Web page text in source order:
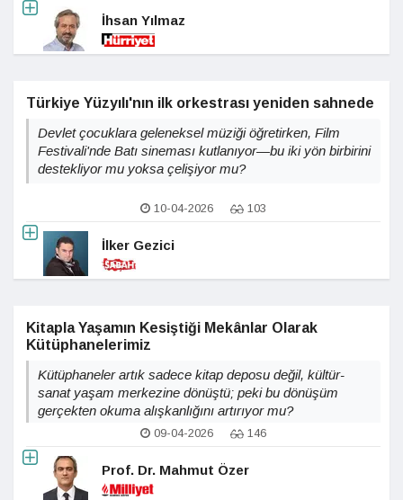
İhsan Yılmaz
Türkiye Yüzyılı'nın ilk orkestrası yeniden sahnede
Devlet çocuklara geleneksel müziği öğretirken, Film
Festivali'nde Batı sineması kutlanıyor—bu iki yön birbirini
destekliyor mu yoksa çelişiyor mu?
10-04-2026 103
İlker Gezici
Kitapla Yaşamın Kesiştiği Mekânlar Olarak
Kütüphanelerimiz
Kütüphaneler artık sadece kitap deposu değil, kültür-
sanat yaşam merkezine dönüştü; peki bu dönüşüm
gerçekten okuma alışkanlığını artırıyor mu?
09-04-2026 146
Prof. Dr. Mahmut Özer